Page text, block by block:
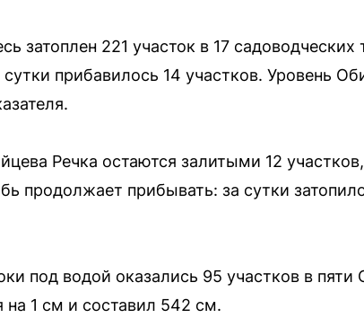
затоплен 221 участок в 17 садоводческих
прибавилось 14 участков. Уровень
Речка остаются залитыми 12
продолжает прибывать: за сутки
под водой оказались 95 участков в
на 1 см и составил 542 см.